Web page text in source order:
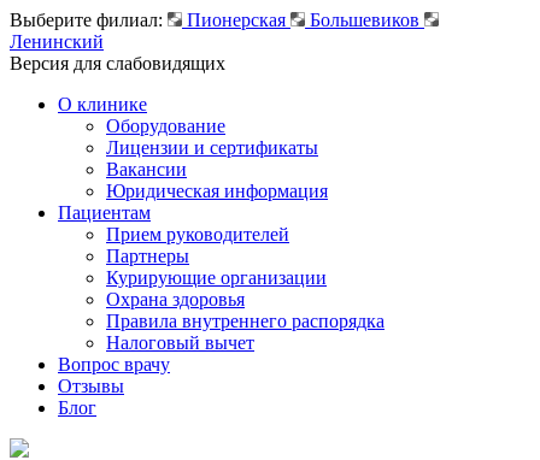
Выберите филиал: Пионерская
Большевиков
Ленинский
Версия для слабовидящих
О клинике
Оборудование
Лицензии и сертификаты
Вакансии
Юридическая информация
Пациентам
Прием руководителей
Партнеры
Курирующие организации
Охрана здоровья
Правила внутреннего распорядка
Налоговый вычет
Вопрос врачу
Отзывы
Блог